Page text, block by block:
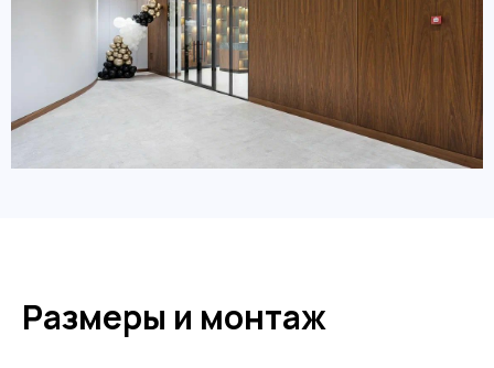
Размеры и монтаж